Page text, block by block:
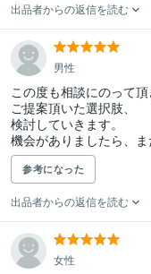
出品者からの返信を読む
男性
この度も相談にのって
ご提案頂いた選択肢、
検討していきます。
機会がありましたら、
参考になった
出品者からの返信を読む
女性